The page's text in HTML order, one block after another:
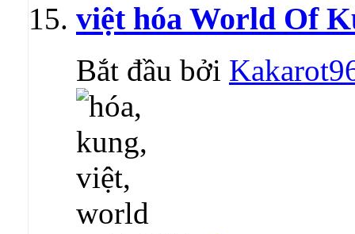
việt hóa World Of
Bắt đầu bởi